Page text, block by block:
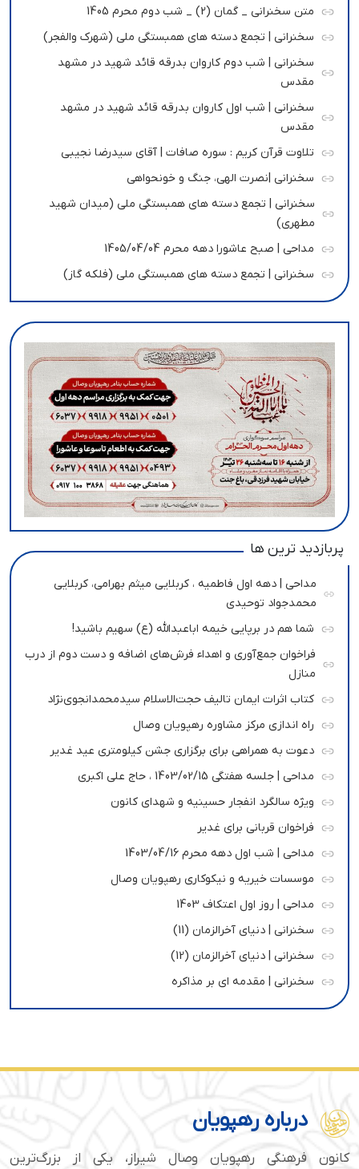
متن سخنرانی _ گمان (2) _ شب دوم محرم 1405
سخنرانی | تجمع دسته های همبستگی ملی (شهرک والفجر)
سخنرانی | شب دوم کاروان بدرقه قائد شهید در مشهد
مقدس
سخنرانی | شب اول کاروان بدرقه قائد شهید در مشهد
مقدس
تلاوت قرآن کریم : سوره صافات | آقای سیدرضا نجیبی
سخنرانی |نصرت الهی، جنگ و خونحواهی
سخنرانی | تجمع دسته های همبستگی ملی (میدان شهید
مطهری)
مداحی | صبح عاشورا دهه محرم 1405/04/04
سخنرانی | تجمع دسته های همبستگی ملی (فلکه گاز)
پربازدید ترین ها
مداحی | دهه اول فاطمیه ، کربلایی میثم بهرامی، کربلایی
محمدجواد توحیدی
شما هم در برپایی خیمه اباعبدالله (ع) سهیم باشید!
فراخوان جمع‌آوری و اهداء فرش‌های اضافه و دست دوم از درب
منازل
کتاب اثرات ایمان تالیف حجت‌الاسلام سیدمحمدانجوی‌نژاد
راه اندازی مرکز مشاوره رهپویان وصال
دعوت به همراهی برای برگزاری جشن کیلومتری عید غدیر
مداحی | جلسه هفتگی 1403/02/15 ، حاج علی اکبری
ویژه سالگرد انفجار حسینیه و شهدای کانون
فراخوان قربانی برای غدیر
مداحی | شب اول دهه محرم 1403/04/16
موسسات خیریه و نیکوکاری رهپویان وصال
مداحی | روز اول اعتکاف 1403
سخنرانی | دنیای آخرالزمان (11)
سخنرانی | دنیای آخرالزمان (12)
سخنرانی | مقدمه ای بر مذاکره
درباره رهپویان
کانون فرهنگی رهپویان وصال شیراز، یکی از بزرگ‌ترین